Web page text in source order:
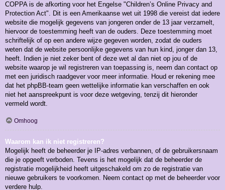
COPPA is de afkorting voor het Engelse "Children’s Online Privacy and
Protection Act". Dit is een Amerikaanse wet uit 1998 die vereist dat iedere
website die mogelijk gegevens van jongeren onder de 13 jaar verzamelt,
hiervoor de toestemming heeft van de ouders. Deze toestemming moet
schriftelijk of op een andere wijze gegeven worden, zodat de ouders
weten dat de website persoonlijke gegevens van hun kind, jonger dan 13,
heeft. Indien je niet zeker bent of deze wet al dan niet op jou of de
website waarop je wil registreren van toepassing is, neem dan contact op
met een juridisch raadgever voor meer informatie. Houd er rekening mee
dat het phpBB-team geen wettelijke informatie kan verschaffen en ook
niet het aanspreekpunt is voor deze wetgeving, tenzij dit hieronder
vermeld wordt.
Omhoog
Waarom kan ik niet registreren?
Mogelijk heeft de beheerder je IP-adres verbannen, of de gebruikersnaam
die je opgeeft verboden. Tevens is het mogelijk dat de beheerder de
registratie mogelijkheid heeft uitgeschakeld om zo de registratie van
nieuwe gebruikers te voorkomen. Neem contact op met de beheerder voor
verdere hulp.